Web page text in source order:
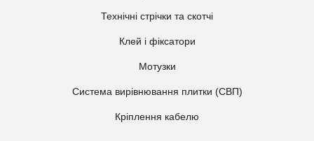
Технічні стрічки та скотчі
Клей і фіксатори
Мотузки
Система вирівнювання плитки (СВП)
Кріплення кабелю